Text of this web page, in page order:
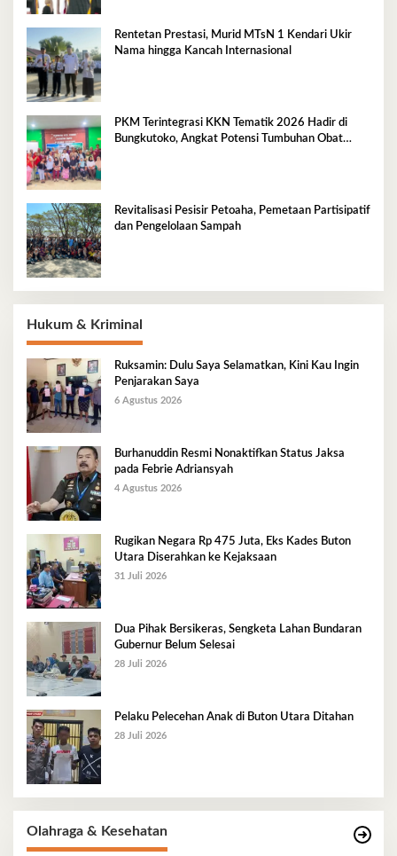
Rentetan Prestasi, Murid MTsN 1 Kendari Ukir
Nama hingga Kancah Internasional
PKM Terintegrasi KKN Tematik 2026 Hadir di
Bungkutoko, Angkat Potensi Tumbuhan Obat
Revitalisasi Pesisir Petoaha, Pemetaan Partisipatif
dan Pengelolaan Sampah
Hukum & Kriminal
Ruksamin: Dulu Saya Selamatkan, Kini Kau Ingin
Penjarakan Saya
6 Agustus 2026
Burhanuddin Resmi Nonaktifkan Status Jaksa
pada Febrie Adriansyah
4 Agustus 2026
Rugikan Negara Rp 475 Juta, Eks Kades Buton
Utara Diserahkan ke Kejaksaan
31 Juli 2026
Dua Pihak Bersikeras, Sengketa Lahan Bundaran
Gubernur Belum Selesai
28 Juli 2026
Pelaku Pelecehan Anak di Buton Utara Ditahan
28 Juli 2026
Olahraga & Kesehatan